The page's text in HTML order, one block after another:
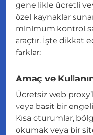
genellikle ücretli
özel kaynaklar
minimum kontrol
araçtır. İşte dikkat
farklar:
Amaç ve
Ücretsiz web
veya basit bir
Kısa oturumlar,
okumak veya bir